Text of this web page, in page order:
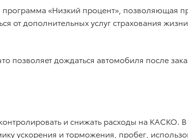
«Низкий процент», позволяющая
от дополнительных услуг страхования
позволяет дождаться автомобиля после
и снижать расходы на КАСКО.
ускорения и торможения, пробег,